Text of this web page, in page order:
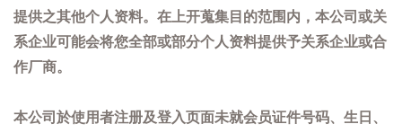
提供之其他个人资料。在上开蒐集目的范围内，本公司或关
系企业可能会将您全部或部分个人资料提供予关系企业或合
作厂商。
本公司於使用者注册及登入页面未就会员证件号码、生日、